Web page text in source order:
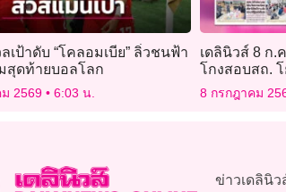
ลเป้าดับ “โคลอมเบีย” ลิ่วชนฟ้า
สุดท้ายบอลโลก
2569 6:03 น.
เดลินิวส์ 8 ก.
โกงสอบสถ.
8 กรกฎาคม
ข่าวเดลินิว